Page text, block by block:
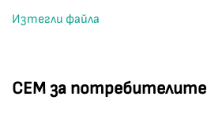
СЕМ за потребителите
Изтегли файла